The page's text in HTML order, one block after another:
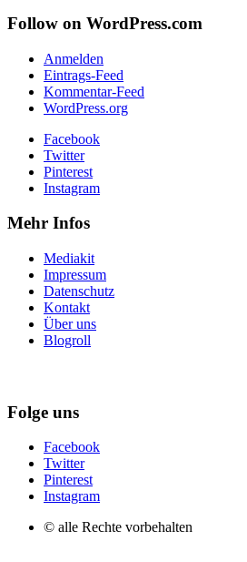
Follow on WordPress.com
Anmelden
Eintrags-Feed
Kommentar-Feed
WordPress.org
Facebook
Twitter
Pinterest
Instagram
Mehr Infos
Mediakit
Impressum
Datenschutz
Kontakt
Über uns
Blogroll
Folge uns
Facebook
Twitter
Pinterest
Instagram
© alle Rechte vorbehalten